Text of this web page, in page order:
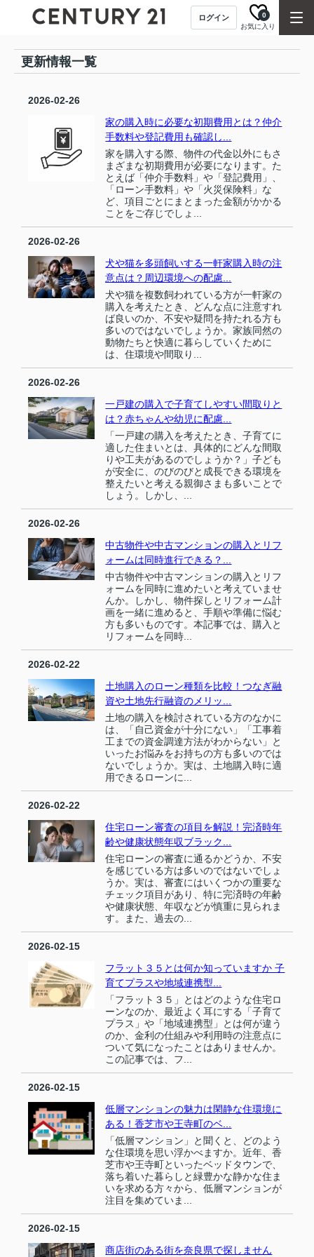
ログイン
お気に入り
0
更新情報一覧
2026-02-26
家の購入時に必要な初期費用とは？仲介
手数料や登記費用も確認し...
家を購入する際、物件の代金以外にもさ
まざまな初期費用が必要になります。た
とえば「仲介手数料」や「登記費用」、
「ローン手数料」や「火災保険料」な
ど、項目ごとにまとまった金額がかかる
ことをご存じでしょ...
2026-02-26
犬や猫を多頭飼いする一軒家購入時の注
意点は？周辺環境への配慮...
犬や猫を複数飼われている方が一軒家の
購入を考えたとき、どんな点に注意すれ
ば良いのか、不安や疑問を持たれる方も
多いのではないでしょうか。家族同然の
動物たちと快適に暮らしていくために
は、住環境や間取り...
2026-02-26
一戸建の購入で子育てしやすい間取りと
は？赤ちゃんや幼児に配慮...
「一戸建の購入を考えたとき、子育てに
適した住まいとは、具体的にどんな間取
りや工夫があるのでしょうか？」子ども
が安全に、のびのびと成長できる環境を
整えたいと考える親御さまも多いことで
しょう。しかし、...
2026-02-26
中古物件や中古マンションの購入とリフ
ォームは同時進行できる？...
中古物件や中古マンションの購入とリフ
ォームを同時に進めたいと考えていませ
んか。しかし、物件探しとリフォーム計
画を一緒に進めると、手順や準備に悩む
方も多いものです。本記事では、購入と
リフォームを同時...
2026-02-22
土地購入のローン種類を比較！つなぎ融
資や土地先行融資のメリッ...
土地の購入を検討されている方のなかに
は、「自己資金が十分にない」「工事着
工までの資金調達方法がわからない」と
いったお悩みをお持ちの方も多いのでは
ないでしょうか。実は、土地購入時に適
用できるローンに...
2026-02-22
住宅ローン審査の項目を解説！完済時年
齢や健康状態年収ブラック...
住宅ローンの審査に通るかどうか、不安
を感じている方は多いのではないでしょ
うか。実は、審査にはいくつかの重要な
チェック項目があり、特に完済時の年齢
や健康状態、年収などが慎重に見られま
す。また、過去の...
2026-02-15
フラット３５とは何か知っていますか 子
育てプラスや地域連携型...
「フラット３５」とはどのような住宅ロ
ーンなのか、最近よく耳にする「子育て
プラス」や「地域連携型」とは何が違う
のか、金利の仕組みや利用時の注意点に
ついて気になったことはありませんか。
この記事では、フ...
2026-02-15
低層マンションの魅力は閑静な住環境に
ある！香芝市や王寺町のベ...
「低層マンション」と聞くと、どのよう
な住環境を思い浮かべますか。近年、香
芝市や王寺町といったベッドタウンで、
落ち着いた暮らしと緑豊かな静かな住ま
いを求める方々から、低層マンションが
注目を集めていま...
2026-02-15
商店街のある街を奈良県で探しません